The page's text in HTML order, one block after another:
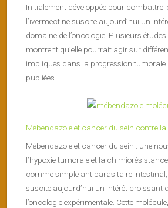
Initialement développée pour combattre
l’ivermectine suscite aujourd’hui un
domaine de l’oncologie. Plusieurs
montrent qu’elle pourrait agir sur
impliqués dans la progression
publiées...
Mébendazole et cancer du sein contre
Mébendazole et cancer du sein : une
l’hypoxie tumorale et la
comme simple antiparasitaire intestinal,
suscite aujourd’hui un intérêt croissant
l’oncologie expérimentale. Cette